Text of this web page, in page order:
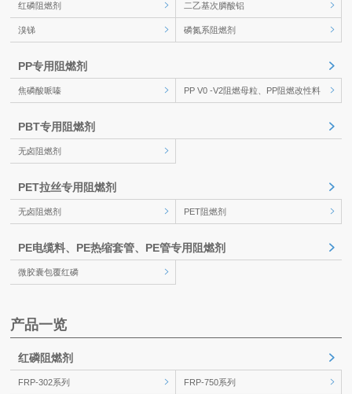
红磷阻燃剂 二乙基次膦酸铝
溴锑 磷氮系阻燃剂
PP专用阻燃剂
焦磷酸哌嗪 PP V0 -V2阻燃母粒、PP阻燃改性料
PBT专用阻燃剂
无卤阻燃剂
PET拉丝专用阻燃剂
无卤阻燃剂 PET阻燃剂
PE电缆料、PE热缩套管、PE管专用阻燃剂
微胶囊包覆红磷
产品一览
红磷阻燃剂
FRP-302系列 FRP-750系列